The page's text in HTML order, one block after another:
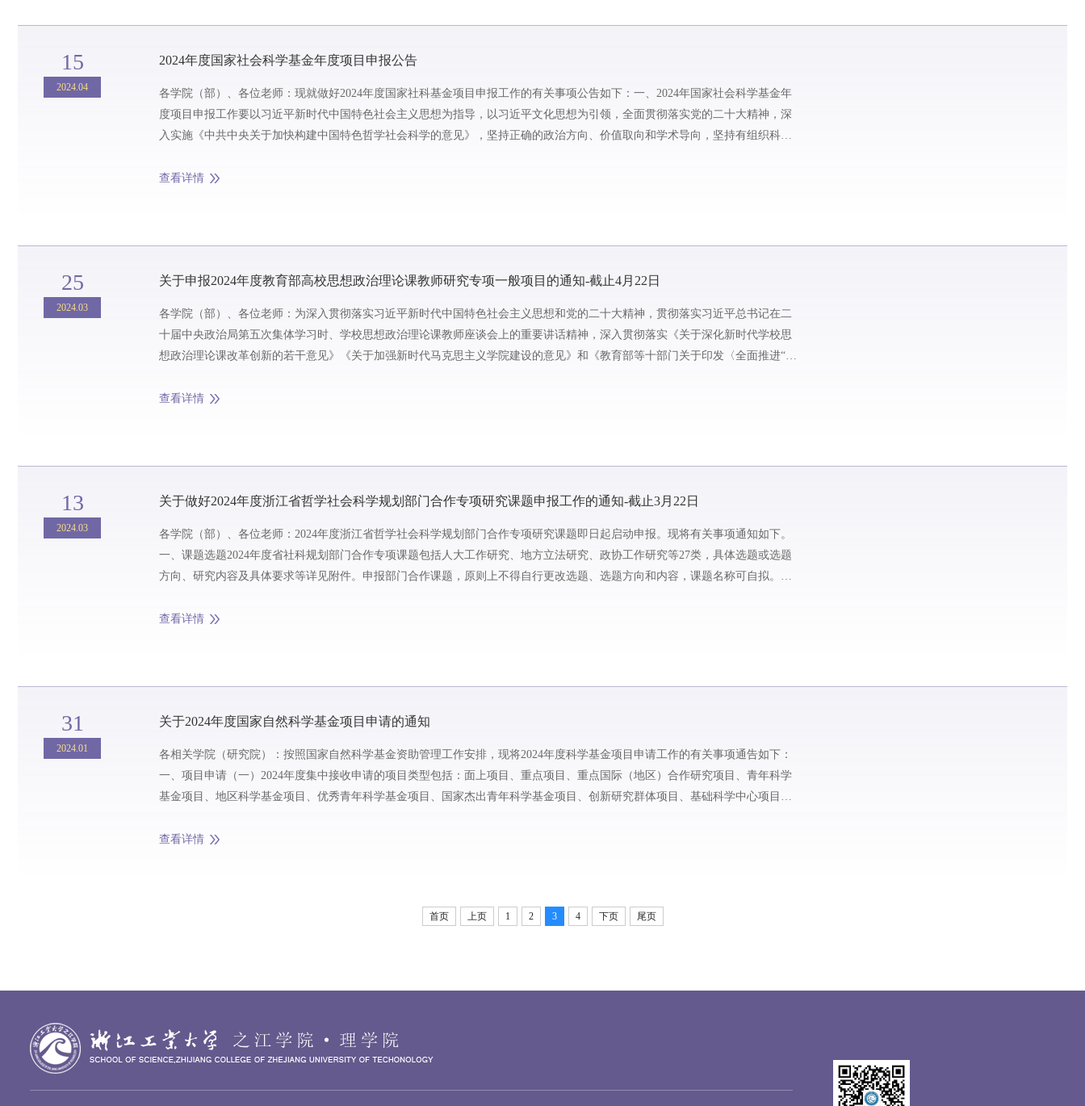
15
2024.04
2024年度国家社会科学基金年度项目申报公告
各学院（部）、各位老师：现就做好2024年度国家社科基金项目申报工作的有关事项公告如下：一、2024年国家社会科学基金年
度项目申报工作要以习近平新时代中国特色社会主义思想为指导，以习近平文化思想为引领，全面贯彻落实党的二十大精神，深
入实施《中共中央关于加快构建中国特色哲学社会科学的意见》，坚持正确的政治方向、价值取向和学术导向，坚持有组织科研
查看详情
25
2024.03
关于申报2024年度教育部高校思想政治理论课教师研究专项一般项目的通知-截止4月22日
各学院（部）、各位老师：为深入贯彻落实习近平新时代中国特色社会主义思想和党的二十大精神，贯彻落实习近平总书记在二
十届中央政治局第五次集体学习时、学校思想政治理论课教师座谈会上的重要讲话精神，深入贯彻落实《关于深化新时代学校思
想政治理论课改革创新的若干意见》《关于加强新时代马克思主义学院建设的意见》和《教育部等十部门关于印发〈全面推进“大
查看详情
13
2024.03
关于做好2024年度浙江省哲学社会科学规划部门合作专项研究课题申报工作的通知-截止3月22日
各学院（部）、各位老师：2024年度浙江省哲学社会科学规划部门合作专项研究课题即日起启动申报。现将有关事项通知如下。
一、课题选题2024年度省社科规划部门合作专项课题包括人大工作研究、地方立法研究、政协工作研究等27类，具体选题或选题
方向、研究内容及具体要求等详见附件。申报部门合作课题，原则上不得自行更改选题、选题方向和内容，课题名称可自拟。
查看详情
31
2024.01
关于2024年度国家自然科学基金项目申请的通知
各相关学院（研究院）：按照国家自然科学基金资助管理工作安排，现将2024年度科学基金项目申请工作的有关事项通告如下：
一、项目申请（一）2024年度集中接收申请的项目类型包括：面上项目、重点项目、重点国际（地区）合作研究项目、青年科学
基金项目、地区科学基金项目、优秀青年科学基金项目、国家杰出青年科学基金项目、创新研究群体项目、基础科学中心项目、
查看详情
首页 上页 1 2 3 4 下页 尾页